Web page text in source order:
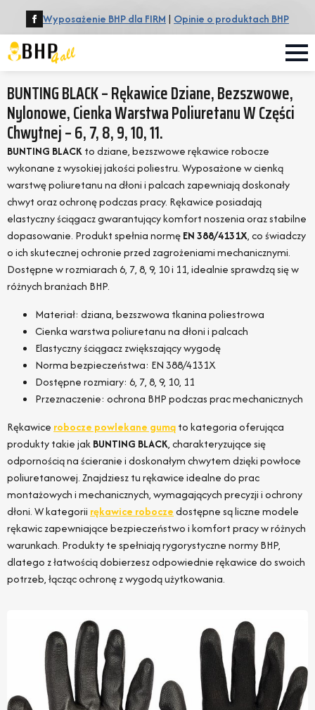
Wyposażenie BHP dla FIRM | Opinie o produktach BHP
BUNTING BLACK – Rękawice Dziane, Bezszwowe,
Nylonowe, Cienka Warstwa Poliuretanu W Części
Chwytnej – 6, 7, 8, 9, 10, 11.
BUNTING BLACKto dziane, bezszwowe rękawice robocze
wykonane z wysokiej jakości poliestru. Wyposażone w cienką
warstwę poliuretanu na dłoni i palcach zapewniają doskonały
chwyt oraz ochronę podczas pracy. Rękawice posiadają
elastyczny ściągacz gwarantujący komfort noszenia oraz stabilne
dopasowanie. Produkt spełnia normęEN 388/4131X, co świadczy
o ich skutecznej ochronie przed zagrożeniami mechanicznymi.
Dostępne w rozmiarach 6, 7, 8, 9, 10 i 11, idealnie sprawdzą się w
różnych branżach BHP.
Materiał: dziana, bezszwowa tkanina poliestrowa
Cienka warstwa poliuretanu na dłoni i palcach
Elastyczny ściągacz zwiększający wygodę
Norma bezpieczeństwa: EN 388/4131X
Dostępne rozmiary: 6, 7, 8, 9, 10, 11
Przeznaczenie: ochrona BHP podczas prac mechanicznych
Rękawice robocze powlekane gumąto kategoria oferująca
produkty takie jakBUNTING BLACK, charakteryzujące się
odpornością na ścieranie i doskonałym chwytem dzięki powłoce
poliuretanowej. Znajdziesz tu rękawice idealne do prac
montażowych i mechanicznych, wymagających precyzji i ochrony
dłoni. W kategorii rękawice roboczedostępne są liczne modele
rękawic zapewniające bezpieczeństwo i komfort pracy w różnych
warunkach. Produkty te spełniają rygorystyczne normy BHP,
dlatego z łatwością dobierzesz odpowiednie rękawice do swoich
potrzeb, łącząc ochronę z wygodą użytkowania.